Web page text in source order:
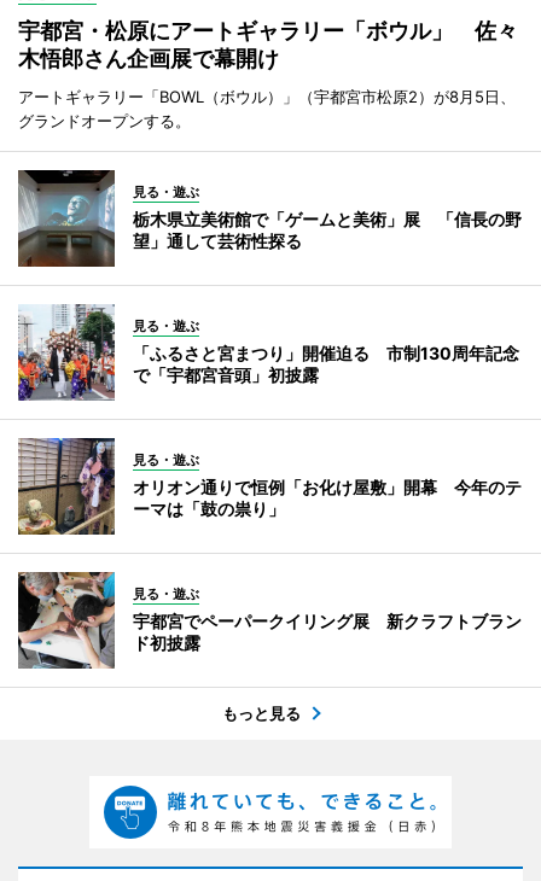
宇都宮・松原にアートギャラリー「ボウル」 佐々
木悟郎さん企画展で幕開け
アートギャラリー「BOWL（ボウル）」（宇都宮市松原2）が8月5日、
グランドオープンする。
見る・遊ぶ
栃木県立美術館で「ゲームと美術」展 「信長の野
望」通して芸術性探る
見る・遊ぶ
「ふるさと宮まつり」開催迫る 市制130周年記念
で「宇都宮音頭」初披露
見る・遊ぶ
オリオン通りで恒例「お化け屋敷」開幕 今年のテ
ーマは「鼓の祟り」
見る・遊ぶ
宇都宮でペーパークイリング展 新クラフトブラン
ド初披露
もっと見る